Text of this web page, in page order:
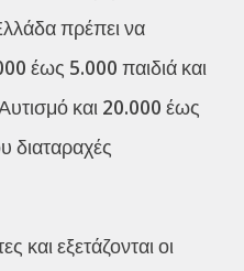
πρέπει να
έως 5.000 παιδιά και
και 20.000 έως
διαταραχές
και εξετάζονται οι